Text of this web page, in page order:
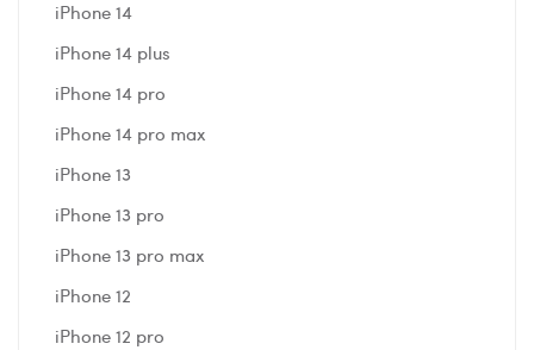
iPhone 14
iPhone 14 plus
iPhone 14 pro
iPhone 14 pro max
iPhone 13
iPhone 13 pro
iPhone 13 pro max
iPhone 12
iPhone 12 pro